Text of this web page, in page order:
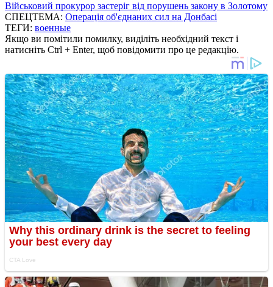
Військовий прокурор застеріг від порушень закону в Золотому
СПЕЦТЕМА: Операція об'єднаних сил на Донбасі
ТЕГИ: военные
Якщо ви помітили помилку, виділіть необхідний текст і
натисніть Ctrl + Enter, щоб повідомити про це редакцію.